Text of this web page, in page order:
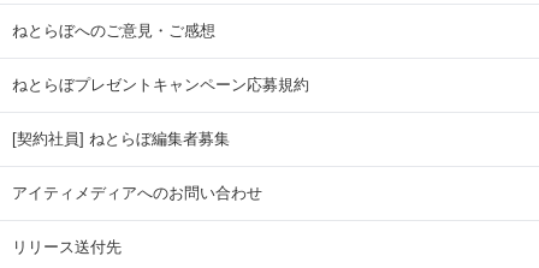
ねとらぼへのご意見・ご感想
ねとらぼプレゼントキャンペーン応募規約
[契約社員] ねとらぼ編集者募集
アイティメディアへのお問い合わせ
リリース送付先